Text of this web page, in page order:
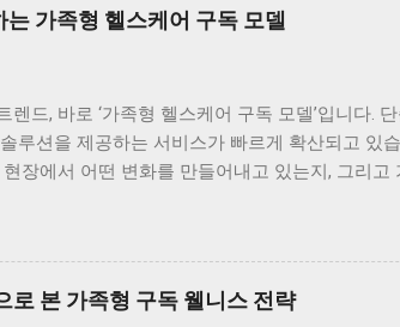
가족형 헬스케어 구독 모델
드, 바로 ‘가족형 헬스케어 구독 모델’입니다.
루션을 제공하는 서비스가 빠르게 확산되고 있
장에서 어떤 변화를 만들어내고 있는지, 그리
큰 이유는 ‘지속성’과 ‘데이터의 정밀도’입니다
를 통해 건강의 흐름을 추적합니다. 예를 들어,
있죠. 저도 부모님께 구독 서비스를 선물한 뒤,
결국 질병 예방의 핵심이라는 점에서 의료계의
로 본 가족형 구독 웰니스 전략